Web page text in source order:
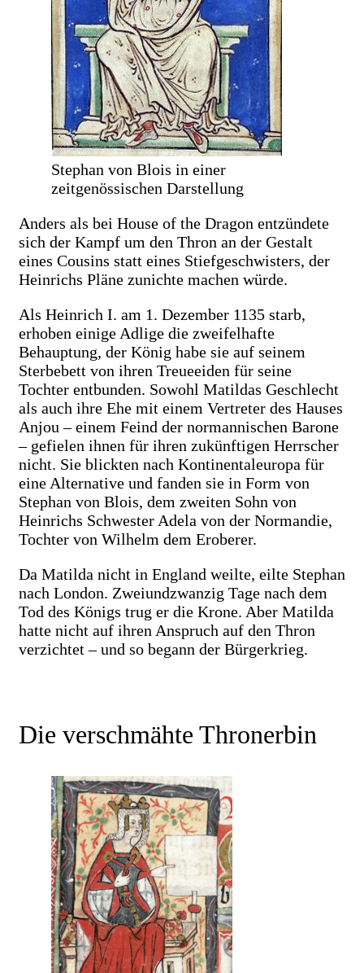
Stephan von Blois in einer
zeitgenössischen Darstellung
Anders als bei House of the Dragon entzündete
sich der Kampf um den Thron an der Gestalt
eines Cousins statt eines Stiefgeschwisters, der
Heinrichs Pläne zunichte machen würde.
Als Heinrich I. am 1. Dezember 1135 starb,
erhoben einige Adlige die zweifelhafte
Behauptung, der König habe sie auf seinem
Sterbebett von ihren Treueeiden für seine
Tochter entbunden. Sowohl Matildas Geschlecht
als auch ihre Ehe mit einem Vertreter des Hauses
Anjou – einem Feind der normannischen Barone
– gefielen ihnen für ihren zukünftigen Herrscher
nicht. Sie blickten nach Kontinentaleuropa für
eine Alternative und fanden sie in Form von
Stephan von Blois, dem zweiten Sohn von
Heinrichs Schwester Adela von der Normandie,
Tochter von Wilhelm dem Eroberer.
Da Matilda nicht in England weilte, eilte Stephan
nach London. Zweiundzwanzig Tage nach dem
Tod des Königs trug er die Krone. Aber Matilda
hatte nicht auf ihren Anspruch auf den Thron
verzichtet – und so begann der Bürgerkrieg.
Die verschmähte Thronerbin